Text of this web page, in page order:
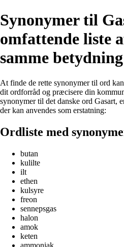
Synonymer til
omfattende liste
samme betydning
At finde de rette synonymer til ord
dit ordforråd og præcisere din
synonymer til det danske ord Gasart,
der kan anvendes som erstatning:
Ordliste med
butan
kulilte
ilt
ethen
kulsyre
freon
sennepsgas
halon
amok
keten
ammoniak